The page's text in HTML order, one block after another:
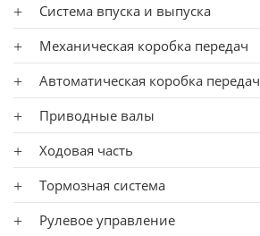
Система впуска и выпуска
Механическая коробка передач
Автоматическая коробка передач
Приводные валы
Ходовая часть
Тормозная система
Рулевое управление